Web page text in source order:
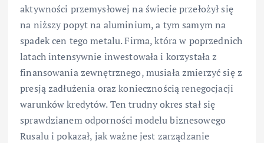
aktywności przemysłowej na świecie przełożył się
na niższy popyt na aluminium, a tym samym na
spadek cen tego metalu. Firma, która w poprzednich
latach intensywnie inwestowała i korzystała z
finansowania zewnętrznego, musiała zmierzyć się z
presją zadłużenia oraz koniecznością renegocjacji
warunków kredytów. Ten trudny okres stał się
sprawdzianem odporności modelu biznesowego
Rusalu i pokazał, jak ważne jest zarządzanie